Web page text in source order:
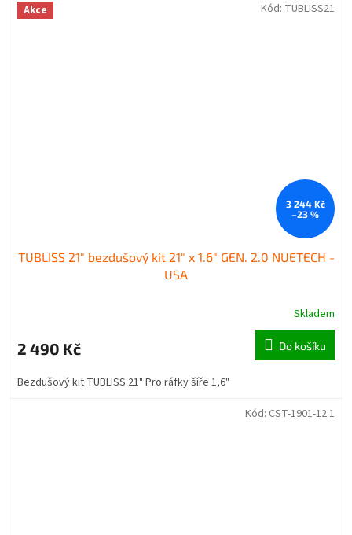
Akce
3 244 Kč
–23 %
TUBLISS 21" bezdušový kit 21" x 1.6" GEN. 2.0 NUETECH -
USA
Skladem
2 490 Kč Do košíku
Bezdušový kit TUBLISS 21" Pro ráfky šíře 1,6"
Kód: TUBLISS21
Kód: CST-1901-12.1